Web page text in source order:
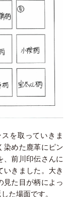
を取っていきま
染めた鹿革にピン
、前川印伝さんに
いきました。大き
見た目が柄によっ
た場面です。